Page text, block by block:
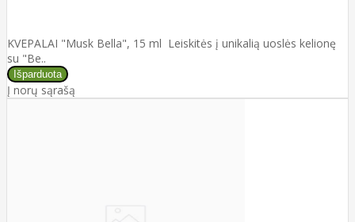
KVEPALAI "Musk Bella", 15 ml Leiskitės į unikalią uoslės kelionę
su "Be..
Į norų sąrašą